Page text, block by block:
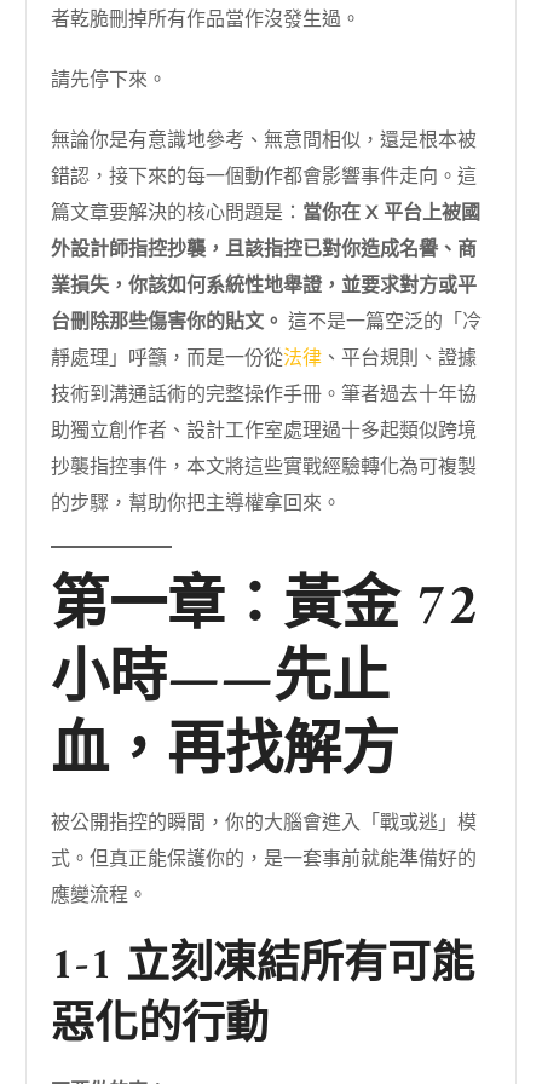
者乾脆刪掉所有作品當作沒發生過。
請先停下來。
無論你是有意識地參考、無意間相似，還是根本被
錯認，接下來的每一個動作都會影響事件走向。這
篇文章要解決的核心問題是： 當你在 X 平台上被國
外設計師指控抄襲，且該指控已對你造成名譽、商
業損失，你該如何系統性地舉證，並要求對方或平
台刪除那些傷害你的貼文。 這不是一篇空泛的「冷
靜處理」呼籲，而是一份從法律 、平台規則、證據
技術到溝通話術的完整操作手冊。筆者過去十年協
助獨立創作者、設計工作室處理過十多起類似跨境
抄襲指控事件，本文將這些實戰經驗轉化為可複製
的步驟，幫助你把主導權拿回來。
第一章：黃金 72
小時——先止
血，再找解方
被公開指控的瞬間，你的大腦會進入「戰或逃」模
式。但真正能保護你的，是一套事前就能準備好的
應變流程。
1-1 立刻凍結所有可能
惡化的行動